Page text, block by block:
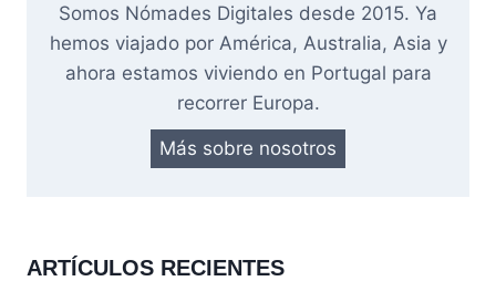
Somos Nómades Digitales desde 2015. Ya
hemos viajado por América, Australia, Asia y
ahora estamos viviendo en Portugal para
recorrer Europa.
Más sobre nosotros
ARTÍCULOS RECIENTES